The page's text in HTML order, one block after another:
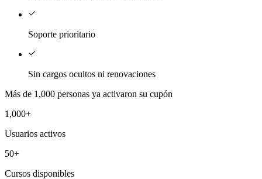
Soporte prioritario
Sin cargos ocultos ni renovaciones
Más de 1,000 personas ya activaron su cupón
1,000+
Usuarios activos
50+
Cursos disponibles